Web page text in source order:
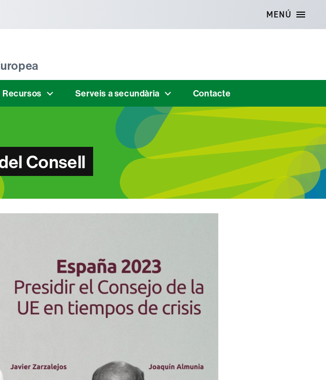
MENÚ
Recursos Serveis a secundària Contacte
Consell